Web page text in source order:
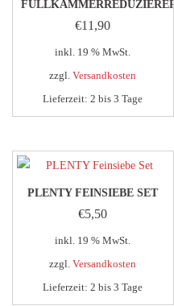
FÜLLKAMMERREDUZIERER
€11,90
inkl. 19 % MwSt.
zzgl.Versandkosten
Lieferzeit:2 bis 3 Tage
PLENTY FEINSIEBE SET
€5,50
inkl. 19 % MwSt.
zzgl.Versandkosten
Lieferzeit:2 bis 3 Tage